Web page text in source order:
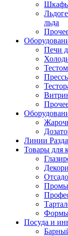
Шкафы
льда
Печи
Линии
Товары для
Формы
Посуда и